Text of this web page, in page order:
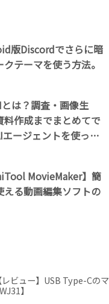
版Discordでさらに暗
クテーマを使う方法。
とは？調査・画像生
料作成までまとめてで
エージェントを使って
MovieMaker】簡
える動画編集ソフトの
レビュー】USB Type-C
】